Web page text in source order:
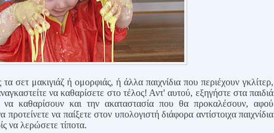
σετ μακιγιάζ ή ομορφιάς, ή άλλα παιχνίδια που περιέχουν γκλίτερ,
να καθαρίσετε στο τέλος! Αντ' αυτού, εξηγήστε στα παιδιά
καθαρίσουν και την ακαταστασία που θα προκαλέσουν, αφού
να παίξετε στον υπολογιστή διάφορα αντίστοιχα παιχνίδια
να λερώσετε τίποτα.